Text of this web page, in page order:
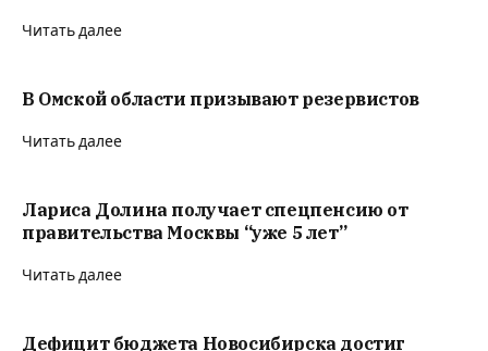
Читать далее
В Омской области призывают резервистов
Читать далее
Лариса Долина получает спецпенсию от
правительства Москвы “уже 5 лет”
Читать далее
Дефицит бюджета Новосибирска достиг